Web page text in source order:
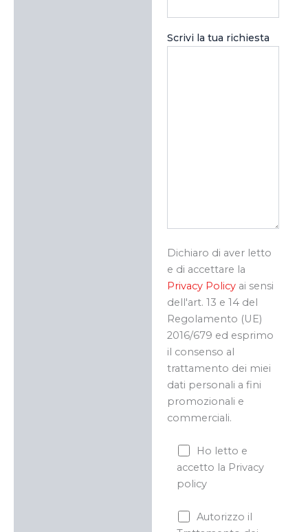
Scrivi la tua richiesta
Dichiaro di aver letto
e di accettare la
Privacy Policyai sensi
dell'art. 13 e 14 del
Regolamento (UE)
2016/679 ed esprimo
il consenso al
trattamento dei miei
dati personali a fini
promozionali e
commerciali.
Ho letto e
accetto la Privacy
policy
Autorizzo il